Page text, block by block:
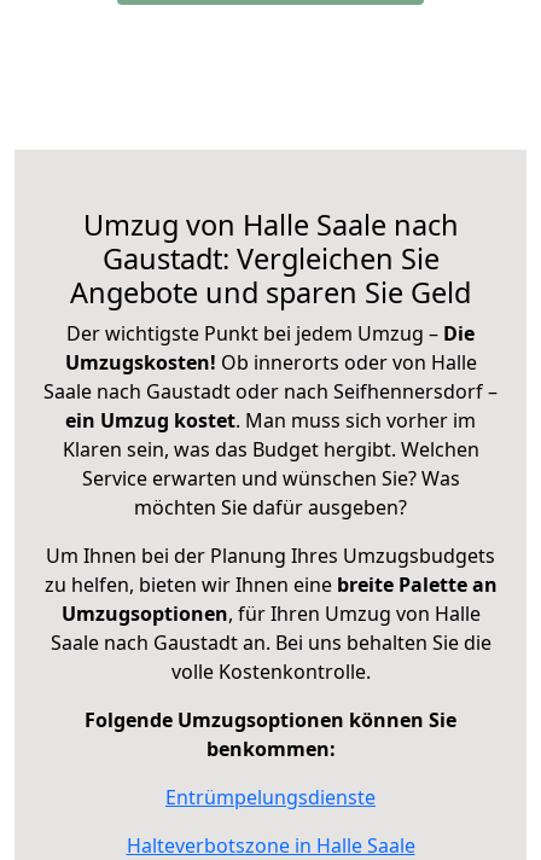
Umzug von Halle Saale nach
Gaustadt: Vergleichen Sie
Angebote und sparen Sie Geld
Der wichtigste Punkt bei jedem Umzug – Die
Umzugskosten! Ob innerorts oder von Halle
Saale nach Gaustadt oder nach Seifhennersdorf –
ein Umzug kostet. Man muss sich vorher im
Klaren sein, was das Budget hergibt. Welchen
Service erwarten und wünschen Sie? Was
möchten Sie dafür ausgeben?
Um Ihnen bei der Planung Ihres Umzugsbudgets
zu helfen, bieten wir Ihnen eine breite Palette an
Umzugsoptionen, für Ihren Umzug von Halle
Saale nach Gaustadt an. Bei uns behalten Sie die
volle Kostenkontrolle.
Folgende Umzugsoptionen können Sie
benkommen:
Entrümpelungsdienste
Halteverbotszone in Halle Saale